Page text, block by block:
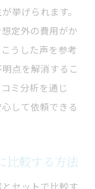
挙げられます。
定外の費用がか
うした声を参考
点を解消するこ
ミ分析を通じ
して依頼できる
比較する方法
セットで比較す